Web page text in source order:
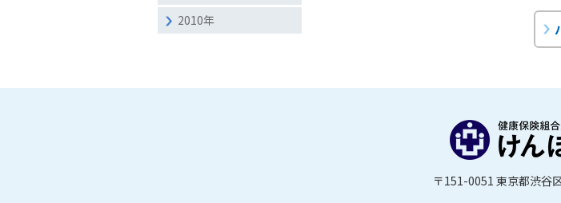
2010年
〒151-0051 東京都渋谷